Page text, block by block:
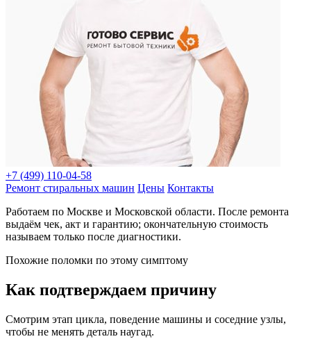
+7 (499) 110-04-58
Ремонт стиральных машин Цены Контакты
Работаем по Москве и Московской области. После ремонта
выдаём чек, акт и гарантию; окончательную стоимость
называем только после диагностики.
Похожие поломки по этому симптому
Как подтверждаем причину
Смотрим этап цикла, поведение машины и соседние узлы,
чтобы не менять деталь наугад.